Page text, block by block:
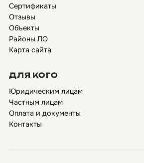
Сертификаты
Отзывы
Объекты
Районы ЛО
Карта сайта
ДЛЯ КОГО
Юридическим лицам
Частным лицам
Оплата и документы
Контакты